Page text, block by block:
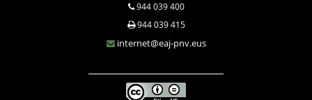
944 039 400
944 039 415
internet@eaj-pnv.eus